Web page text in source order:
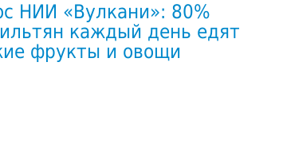
НИИ «Вулкани»: 80%
каждый день едят
фрукты и овощи